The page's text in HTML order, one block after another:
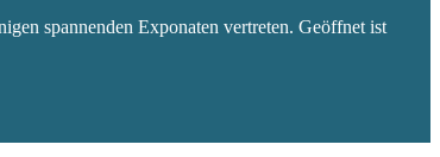
spannenden Exponaten vertreten. Geöffnet ist